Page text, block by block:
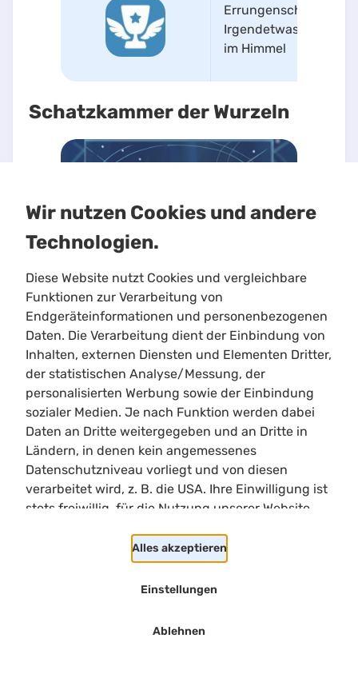
Errungenschaft
Irgendetwas ist
im Himmel
Schatzkammer der Wurzeln
Schatzkammer freischalten:
Tempel der Wurzeln abgeschlossen und
QuestSchatzkammer der Wurzeln
angenommen
Paket "Früchte der Erde"
Bild Item
Muujin-Bahari
Rezept
20 erhältlich
Wir nutzen Cookies und andere
Technologien.
Diese Website nutzt Cookies und vergleichbare
Funktionen zur Verarbeitung von
Endgeräteinformationen und personenbezogenen
Daten. Die Verarbeitung dient der Einbindung von
Inhalten, externen Diensten und Elementen Dritter,
der statistischen Analyse/Messung, der
personalisierten Werbung sowie der Einbindung
sozialer Medien. Je nach Funktion werden dabei
Daten an Dritte weitergegeben und an Dritte in
Ländern, in denen kein angemessenes
Datenschutzniveau vorliegt und von diesen
verarbeitet wird, z. B. die USA. Ihre Einwilligung ist
stets freiwillig, für die Nutzung unserer Website
Seite abgelehnt oder widerrufen werden.
Alles akzeptieren
Einstellungen
Ablehnen